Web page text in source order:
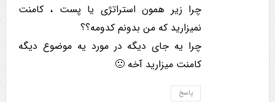
چرا زیر همون استراتژی یا پست ، کامنت
نمیزارید که من بدونم کدومه؟؟
چرا یه جای دیگه در مورد یه موضوع دیگه
کامنت میزارید آخه 🙁
پاسخ